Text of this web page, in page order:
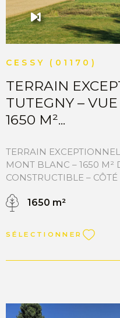
CESSY (01170)
TERRAIN
TUTEGNY –
1650 M²...
TERRAIN
MONT BLANC – 1650 M²
CONSTRUCTIBLE –
et Alpes – Libre de
Divonne-les-Bains ? Ne
de 1 650 m² , dont 1
rares opportunités
secteur de Cessy à
familiale. Situé en
1650 m²
SÉLECTIONNER